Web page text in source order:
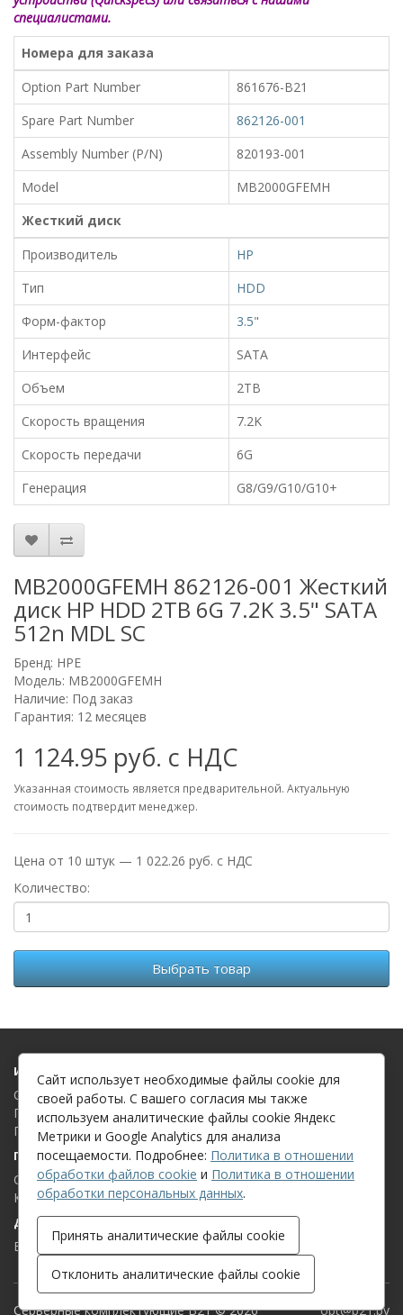
специалистами.
Номера для заказа
Option Part Number
861676-B21
Spare Part Number
862126-001
Assembly Number (P/N)
820193-001
Model
MB2000GFEMH
Жесткий диск
Производитель
HP
Тип
HDD
Форм-фактор
3.5"
Интерфейс
SATA
Объем
2TB
Скорость вращения
7.2K
Скорость передачи
6G
Генерация
G8/G9/G10/G10+
MB2000GFEMH 862126-001 Жесткий
диск HP HDD 2TB 6G 7.2K 3.5" SATA
512n MDL SC
Бренд: HPE
Модель: MB2000GFEMH
Наличие: Под заказ
Гарантия: 12 месяцев
1 124.95 руб. с НДС
Указанная стоимость является предварительной. Актуальную
стоимость подтвердит менеджер.
Цена от 10 штук — 1 022.26 руб. с НДС
Количество:
Выбрать товар
Информация
О компании
Политика в отношении обработки файлов cookie
Политика в отношении обработки персональных данных
Поддержка клиентов
Связаться с нами
Карта сайта
Дополнительно
Бренды
Серверные комплектующие B21 © 2026 opt@b21.by
Сайт использует необходимые файлы cookie для
своей работы. С вашего согласия мы также
используем аналитические файлы cookie Яндекс
Метрики и Google Analytics для анализа
посещаемости. Подробнее: Политика в отношении
обработки файлов cookie и Политика в отношении
обработки персональных данных.
Принять аналитические файлы cookie
Отклонить аналитические файлы cookie